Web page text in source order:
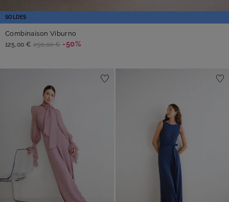
SOLDES
Combinaison Viburno
125,00 € 250,00 € -50%